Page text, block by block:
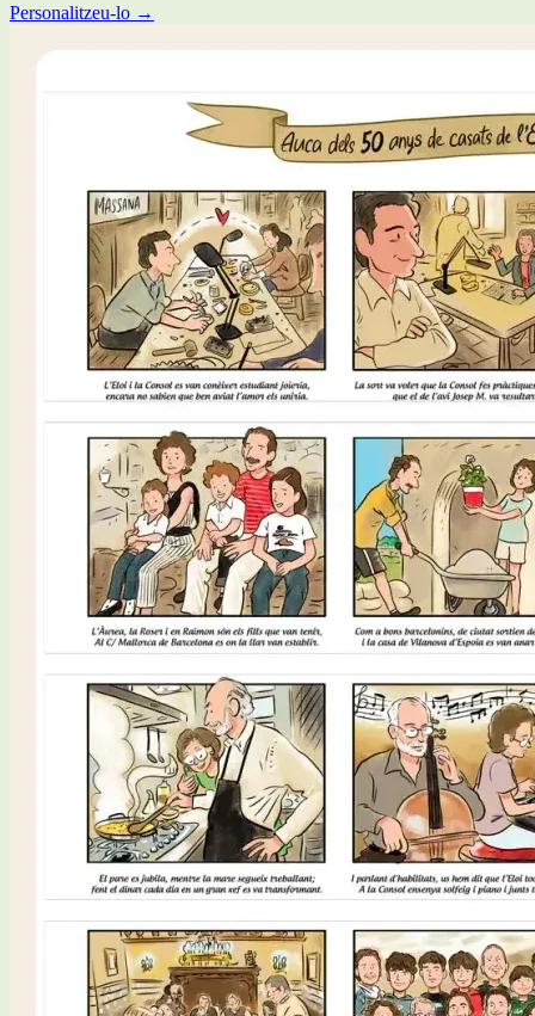
Personalitzeu-lo →